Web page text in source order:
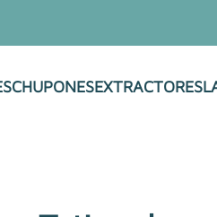
CHUPONESEXTRACTORES